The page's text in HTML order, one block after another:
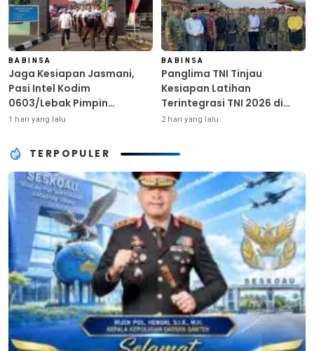
BABINSA
Jaga Kesiapan Jasmani,
Pasi Intel Kodim
0603/Lebak Pimpin
Pembinaan Fisik Rutin
1 hari yang lalu
BABINSA
Panglima TNI Tinjau
Kesiapan Latihan
Terintegrasi TNI 2026 di
Dabo Singkep
2 hari yang lalu
TERPOPULER